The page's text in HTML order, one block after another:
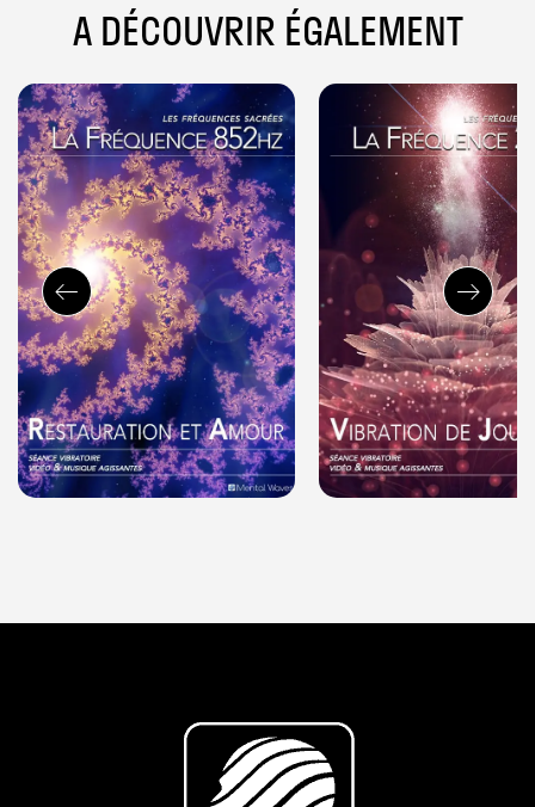
A DÉCOUVRIR ÉGALEMENT